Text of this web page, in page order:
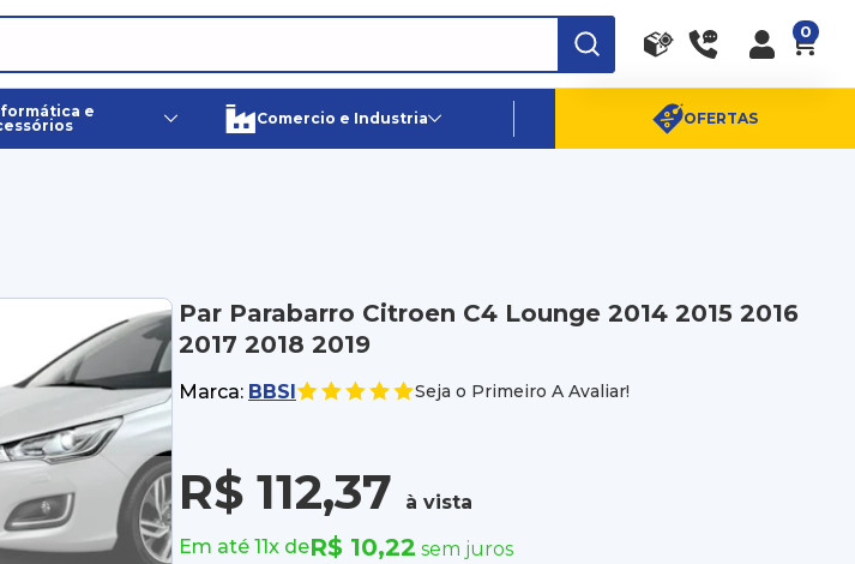
Canais de Atendimento
(11) 96359-6656
SAC:(11) 4003-0880
0
e
Comercio e Industria OFERTAS
Par Parabarro Citroen C4 Lounge 2014 2015 2016
2017 2018 2019
Marca: BBSI Seja o Primeiro A Avaliar!
R$ 112,37
à vista
Em até 11x deR$ 10,22 sem juros